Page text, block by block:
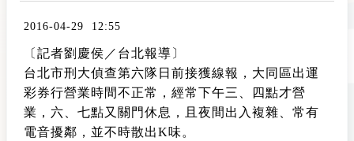
2016-04-29 12:55
〔記者劉慶侯／台北報導〕
台北市刑大偵查第六隊日前接獲線報，大同區出運
彩券行營業時間不正常，經常下午三、四點才營
業，六、七點又關門休息，且夜間出入複雜、常有
電音擾鄰，並不時散出K味。